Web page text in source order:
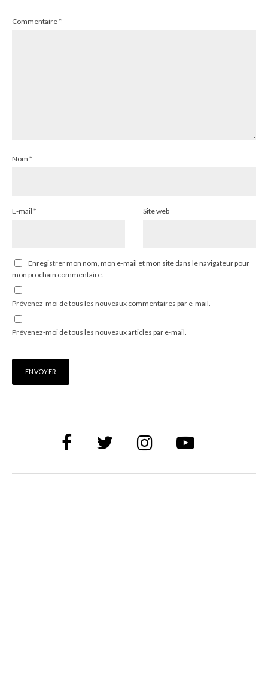
Commentaire*
Nom *
E-mail * Site web
Enregistrer mon nom, mon e-mail et mon site dans le navigateur pour
mon prochain commentaire.
Prévenez-moi de tous les nouveaux commentaires par e-mail.
Prévenez-moi de tous les nouveaux articles par e-mail.